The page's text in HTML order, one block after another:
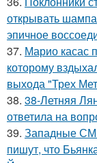
открывать
эпичное
37. Марио касас
которому
выхода "Трех
38. 38-Летняя
ответила на
39. Западные
пишут, что